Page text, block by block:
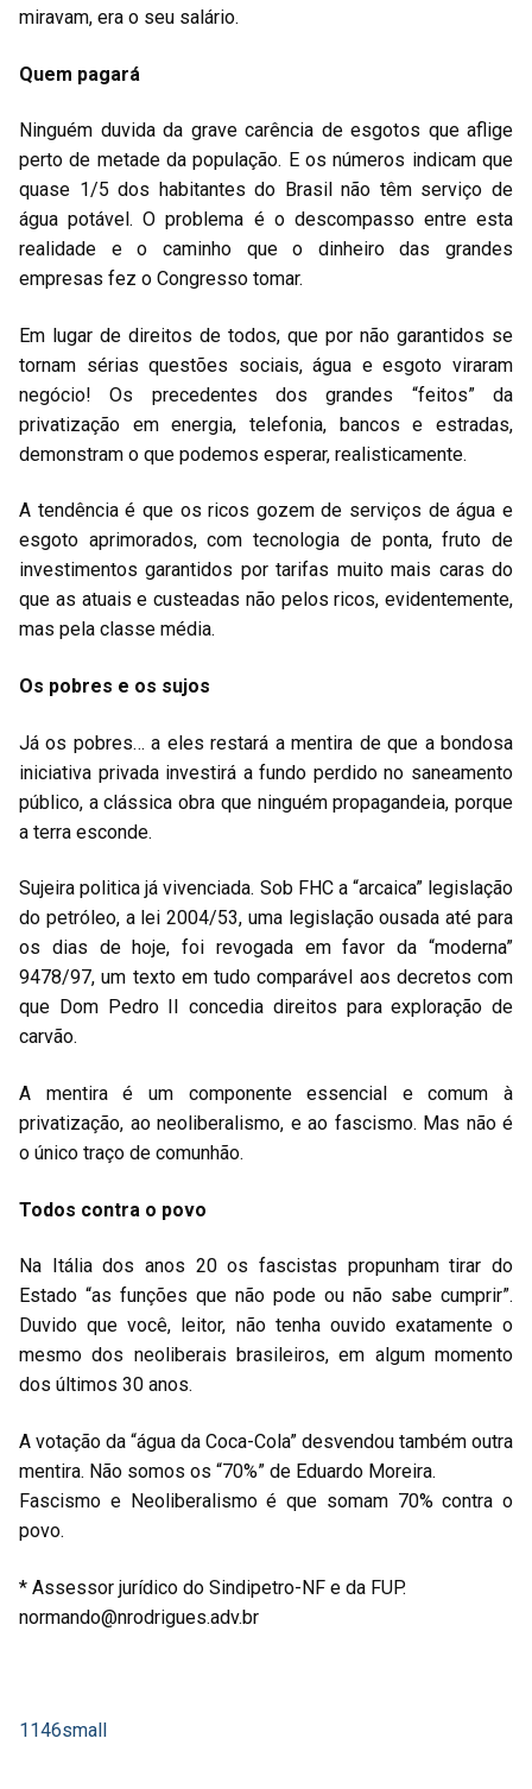
miravam, era o seu salário.
Quem pagará
Ninguém duvida da grave carência de esgotos que aflige
perto de metade da população. E os números indicam que
quase 1/5 dos habitantes do Brasil não têm serviço de
água potável. O problema é o descompasso entre esta
realidade e o caminho que o dinheiro das grandes
empresas fez o Congresso tomar.
Em lugar de direitos de todos, que por não garantidos se
tornam sérias questões sociais, água e esgoto viraram
negócio! Os precedentes dos grandes “feitos” da
privatização em energia, telefonia, bancos e estradas,
demonstram o que podemos esperar, realisticamente.
A tendência é que os ricos gozem de serviços de água e
esgoto aprimorados, com tecnologia de ponta, fruto de
investimentos garantidos por tarifas muito mais caras do
que as atuais e custeadas não pelos ricos, evidentemente,
mas pela classe média.
Os pobres e os sujos
Já os pobres… a eles restará a mentira de que a bondosa
iniciativa privada investirá a fundo perdido no saneamento
público, a clássica obra que ninguém propagandeia, porque
a terra esconde.
Sujeira politica já vivenciada. Sob FHC a “arcaica” legislação
do petróleo, a lei 2004/53, uma legislação ousada até para
os dias de hoje, foi revogada em favor da “moderna”
9478/97, um texto em tudo comparável aos decretos com
que Dom Pedro II concedia direitos para exploração de
carvão.
A mentira é um componente essencial e comum à
privatização, ao neoliberalismo, e ao fascismo. Mas não é
o único traço de comunhão.
Todos contra o povo
Na Itália dos anos 20 os fascistas propunham tirar do
Estado “as funções que não pode ou não sabe cumprir”.
Duvido que você, leitor, não tenha ouvido exatamente o
mesmo dos neoliberais brasileiros, em algum momento
dos últimos 30 anos.
A votação da “água da Coca-Cola” desvendou também outra
mentira. Não somos os “70%” de Eduardo Moreira.
Fascismo e Neoliberalismo é que somam 70% contra o
povo.
* Assessor jurídico do Sindipetro-NF e da FUP.
normando@nrodrigues.adv.br
1146small